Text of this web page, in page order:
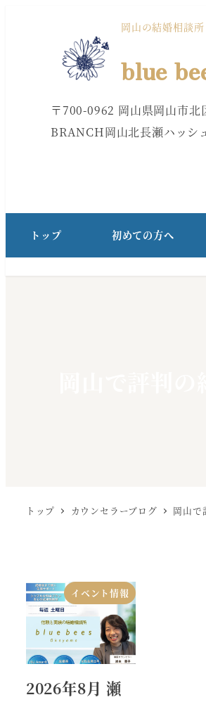
ツ
岡山の結婚相談
blue
〒700-0962 岡山県岡山市北
BRANCH岡山北長瀬ハッシ
トップ 初めての方へ
トップ カウンセラーブログ 岡山で
イベント情報
2026年8月 瀬